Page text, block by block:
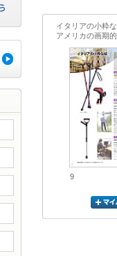
イタリアの小粋
アメリカの画期
9